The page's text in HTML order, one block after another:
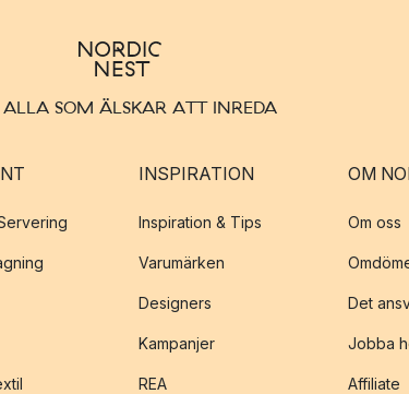
ALLA SOM ÄLSKAR ATT INREDA
INSPIRATION
Inspiration & Tips
Varumärken
Designers
Kampanjer
REA
OM
Om oss
Det
Jobba
Affiliate